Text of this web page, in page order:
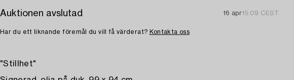
Auktionen avslutad
16 apr15:09 CEST
Har du ett liknande föremål du vill få värderat? Kontakta oss
"Stillhet"